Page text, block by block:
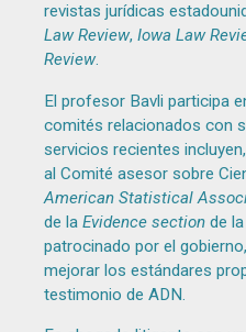
revistas jurídicas
Law Review, Iowa Law
Review.
El profesor Bavli participa
comités relacionados con
servicios recientes
al Comité asesor sobre
American Statistical
de la Evidence sectionde la
patrocinado por el
mejorar los estándares
testimonio de ADN.